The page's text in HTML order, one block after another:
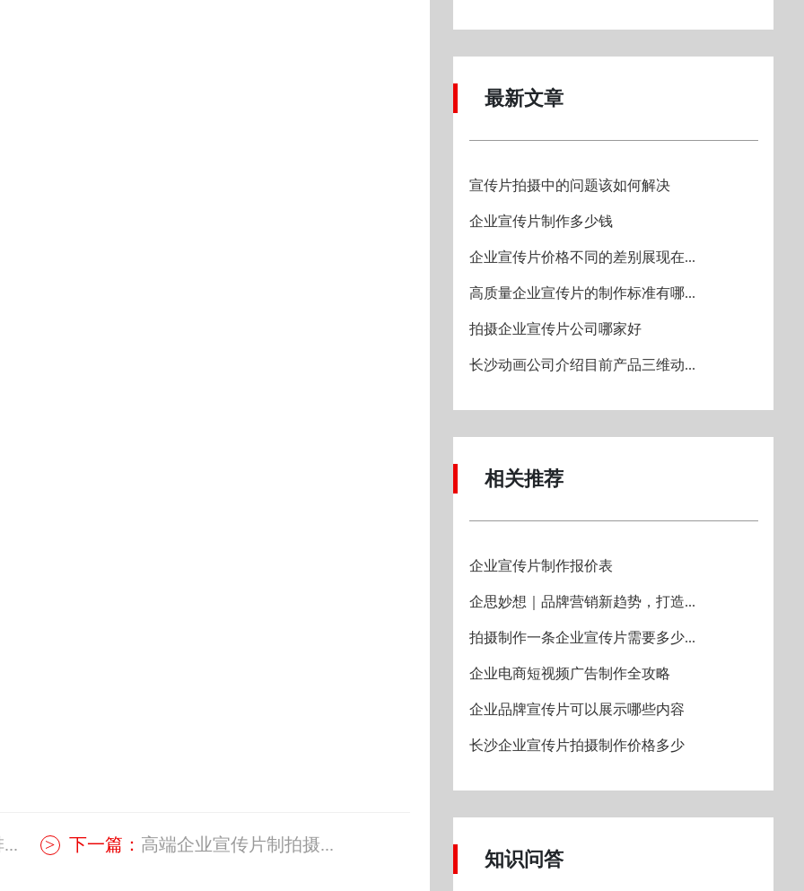
下一篇： 高端企业宣传片制拍摄...
最新文章
宣传片拍摄中的问题该如何解决
企业宣传片制作多少钱
企业宣传片价格不同的差别展现在...
高质量企业宣传片的制作标准有哪...
拍摄企业宣传片公司哪家好
长沙动画公司介绍目前产品三维动...
相关推荐
企业宣传片制作报价表
企思妙想｜品牌营销新趋势，打造...
拍摄制作一条企业宣传片需要多少...
企业电商短视频广告制作全攻略
企业品牌宣传片可以展示哪些内容
长沙企业宣传片拍摄制作价格多少
知识问答